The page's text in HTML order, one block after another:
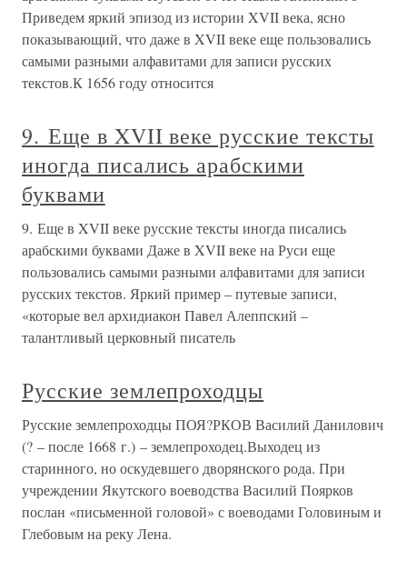
Приведем яркий эпизод из истории XVII века, ясно
показывающий, что даже в XVII веке еще пользовались
самыми разными алфавитами для записи русских
текстов.К 1656 году относится
9. Еще в XVII веке русские тексты
иногда писались арабскими
буквами
9. Еще в XVII веке русские тексты иногда писались
арабскими буквами Даже в XVII веке на Руси еще
пользовались самыми разными алфавитами для записи
русских текстов. Яркий пример – путевые записи,
«которые вел архидиакон Павел Алеппский –
талантливый церковный писатель
Русские землепроходцы
Русские землепроходцы ПОЯ?РКОВ Василий Данилович
(? – после 1668 г.) – землепроходец.Выходец из
старинного, но оскудевшего дворянского рода. При
учреждении Якутского воеводства Василий Поярков
послан «письменной головой» с воеводами Головиным и
Глебовым на реку Лена.